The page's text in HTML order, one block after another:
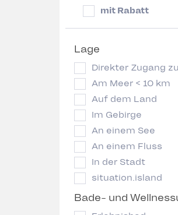
mit Rabatt
Lage
Direkter Zugang
Am Meer < 10 km
Auf dem Land
Im Gebirge
An einem See
An einem Fluss
In der Stadt
situation.island
Bade- und